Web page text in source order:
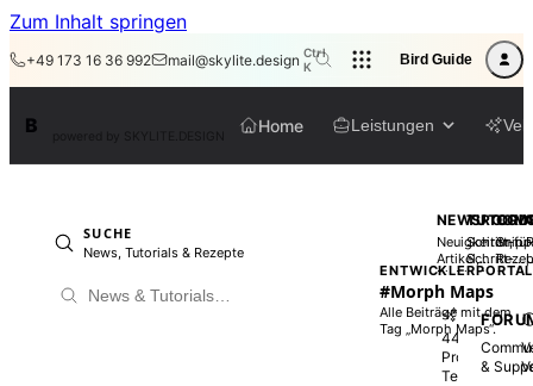
Zum Inhalt springen
+49 173 16 36 992 mail@skylite.design Ctrl
K
Bird Guide
B powered by SKYLITE.DESIGN
Home Leistungen
SUCHE
News, Tutorials & Rezepte
ENTWICKLERPORTAL
#Morph Maps
Alle Beiträge mit dem
Tag „Morph Maps“.
NEWSROOM
Neuigkeiten,
Artikel,
Einblicke
Schritt-
Schritt-
ATELIER
4416
Production
Templates
&